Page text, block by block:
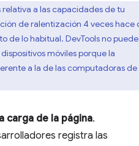
relativa a las capacidades de tu
de ralentización 4 veces hace
de lo habitual. DevTools no puede
móviles porque la
a la de las computadoras de
carga de la página.
registra las